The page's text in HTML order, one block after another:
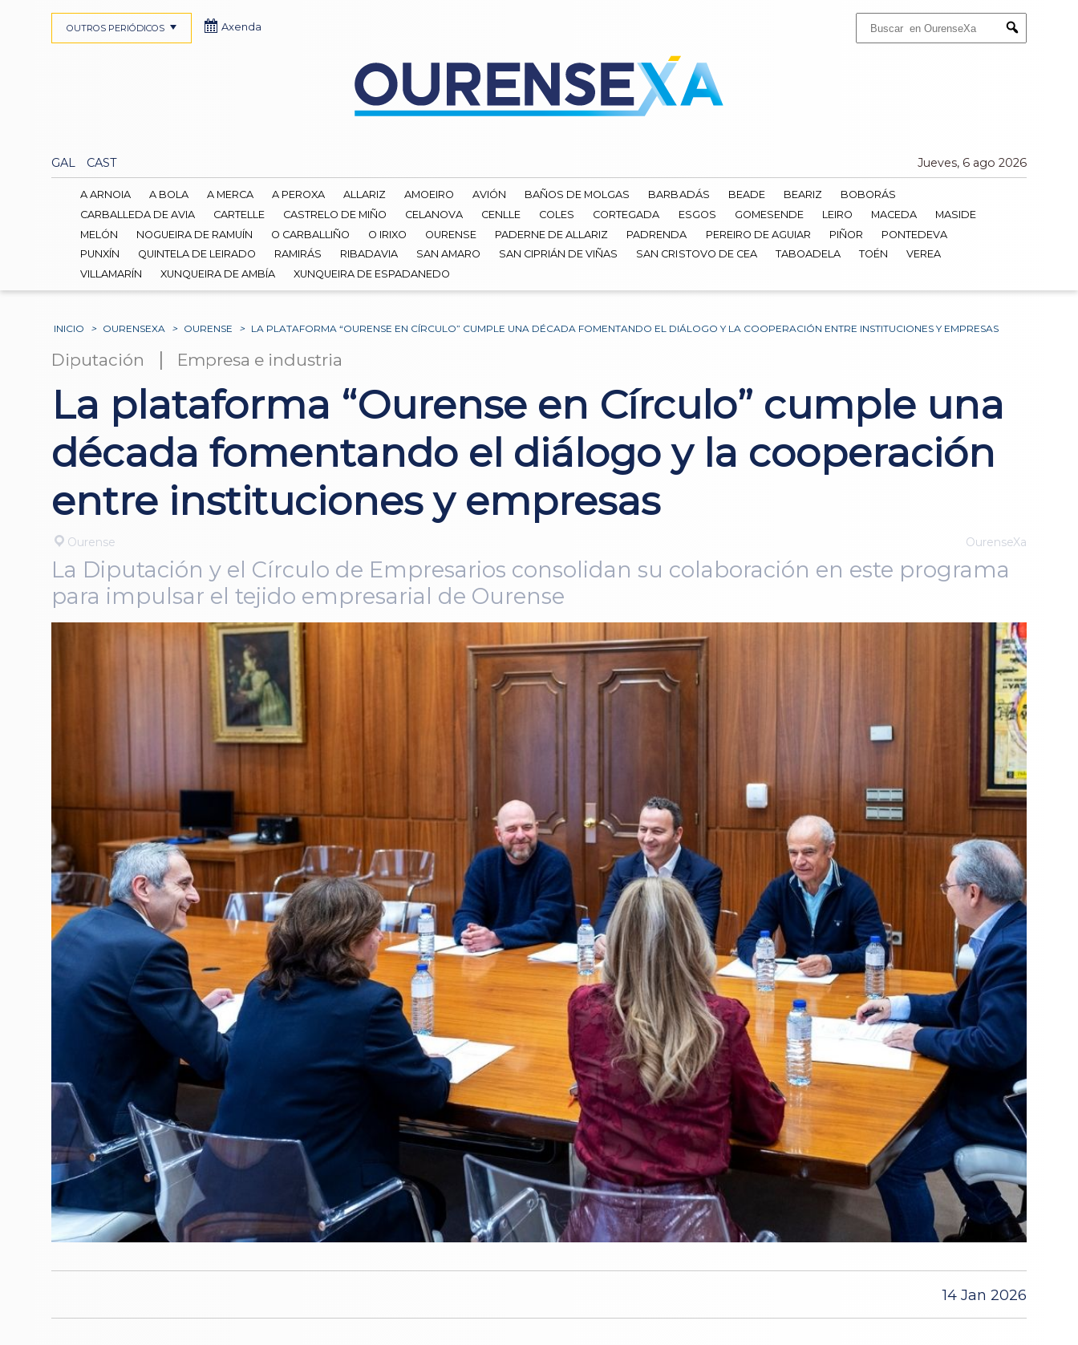
Submit
GAL CAST Jueves, 6 ago 2026
OUTROS PERIÓDICOS Axenda
A ARNOIA A BOLA A MERCA A PEROXA ALLARIZ AMOEIRO AVIÓN BAÑOS DE MOLGAS BARBADÁS BEADE BEARIZ
BOBORÁS
CARBALLEDA DE AVIA
CARTELLE CASTRELO DE MIÑO CELANOVA CENLLE COLES CORTEGADA ESGOS GOMESENDE LEIRO MACEDA
MASIDE
MELÓN
NOGUEIRA DE RAMUÍN O CARBALLIÑO O IRIXO OURENSE PADERNE DE ALLARIZ PADRENDA PEREIRO DE AGUIAR PIÑOR
PONTEDEVA
PUNXÍN
QUINTELA DE LEIRADO RAMIRÁS RIBADAVIA SAN AMARO SAN CIPRIÁN DE VIÑAS SAN CRISTOVO DE CEA TABOADELA TOÉN
VEREA
VILLAMARÍN
XUNQUEIRA DE AMBÍA XUNQUEIRA DE ESPADANEDO
INICIO > OURENSEXA > OURENSE > LA PLATAFORMA “OURENSE EN CÍRCULO” CUMPLE UNA DÉCADA FOMENTANDO EL DIÁLOGO Y LA COOPERACIÓN ENTRE INSTITUCIONES Y EMPRESAS
Diputación | Empresa e industria
La plataforma “Ourense en Círculo” cumple una
década fomentando el diálogo y la cooperación
entre instituciones y empresas
Ourense OurenseXa
La Diputación y el Círculo de Empresarios consolidan su colaboración en este programa
para impulsar el tejido empresarial de Ourense
14 Jan 2026